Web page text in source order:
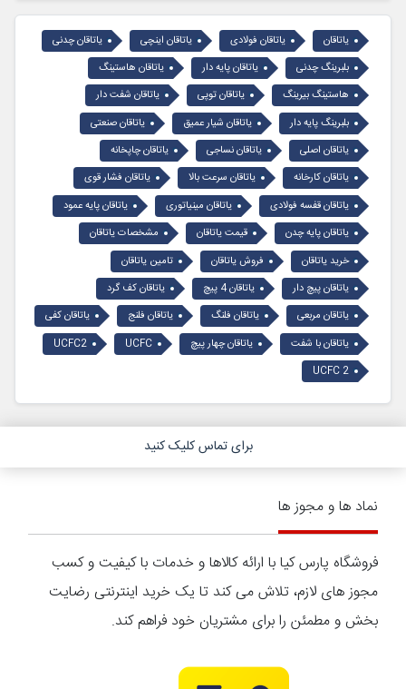
یاتاقان یاتاقان فولادی یاتاقان اینچی
یاتاقان چدنی
بلبرینگ چدنی
یاتاقان پایه دار
یاتاقان هاستینگ
هاستینگ بیرینگ
یاتاقان توپی
یاتاقان شفت دار
بلبرینگ پایه دار
یاتاقان شیار عمیق
یاتاقان صنعتی
یاتاقان اصلی
یاتاقان نساجی
یاتاقان چاپخانه
یاتاقان کارخانه
یاتاقان سرعت بالا
یاتاقان فشار قوی
یاتاقان قفسه فولادی
یاتاقان مینیاتوری
یاتاقان پایه عمود
یاتاقان پایه چدن
قیمت یاتاقان
مشخصات یاتاقان
خرید یاتاقان
فروش یاتاقان
تامین یاتاقان
یاتاقان پیچ دار
یاتاقان 4 پیچ
یاتاقان کف گرد
یاتاقان مربعی
یاتاقان فلنگ یاتاقان فلنج
یاتاقان کفی
یاتاقان با شفت
یاتاقان چهار پیچ UCFC
UCFC2
UCFC 2
برای تماس کلیک کنید
نماد ها و مجوز ها
فروشگاه پارس کیا با ارائه کالاها و خدمات با کیفیت و کسب
مجوز های لازم، تلاش می کند تا یک خرید اینترنتی رضایت
بخش و مطمئن را برای مشتریان خود فراهم کند.